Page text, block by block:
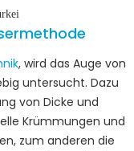
, wird das Auge von
untersucht. Dazu
von Dicke und
Krümmungen und
zum anderen die